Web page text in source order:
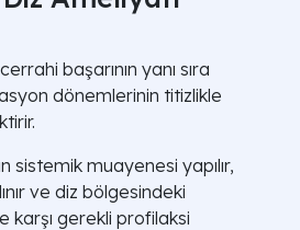
başarının yanı sıra
dönemlerinin titizlikle
sistemik muayenesi yapılır,
ve diz bölgesindeki
karşı gerekli profilaksi